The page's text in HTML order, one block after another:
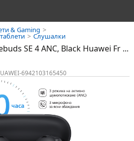
& Gaming >
> Слушалки
SE 4 ANC, Black Huawei Fr ...
6942103165450